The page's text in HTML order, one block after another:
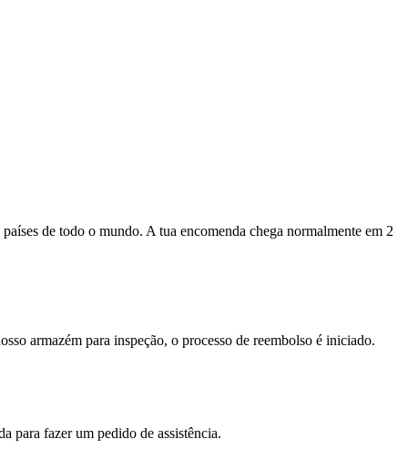
de todo o mundo. A tua encomenda chega normalmente em 2
armazém para inspeção, o processo de reembolso é iniciado.
para fazer um pedido de assistência.